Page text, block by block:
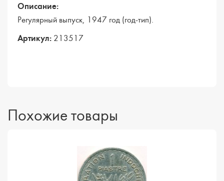
Описание:
Регулярный выпуск, 1947 год (год-тип).
Артикул: 213517
Похожие товары